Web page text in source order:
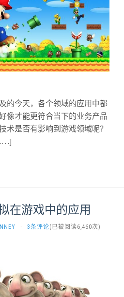
的今天，各个领域的应用中都
像才能更符合当下的业务产品
术是否有影响到游戏领域呢？
在游戏中的应用
· 3条评论(已被阅读6,460次)